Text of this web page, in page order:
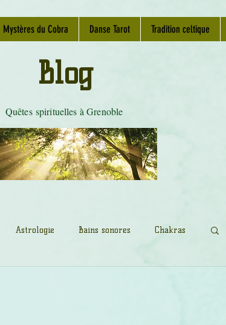
Mystères du Cobra Danse Tarot Tradition celtique
Quêtes spirituelles à Grenoble
Blog
Astrologie Bains sonores Chakras